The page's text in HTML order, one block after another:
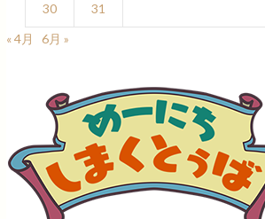
30
31
« 4月
6月 »